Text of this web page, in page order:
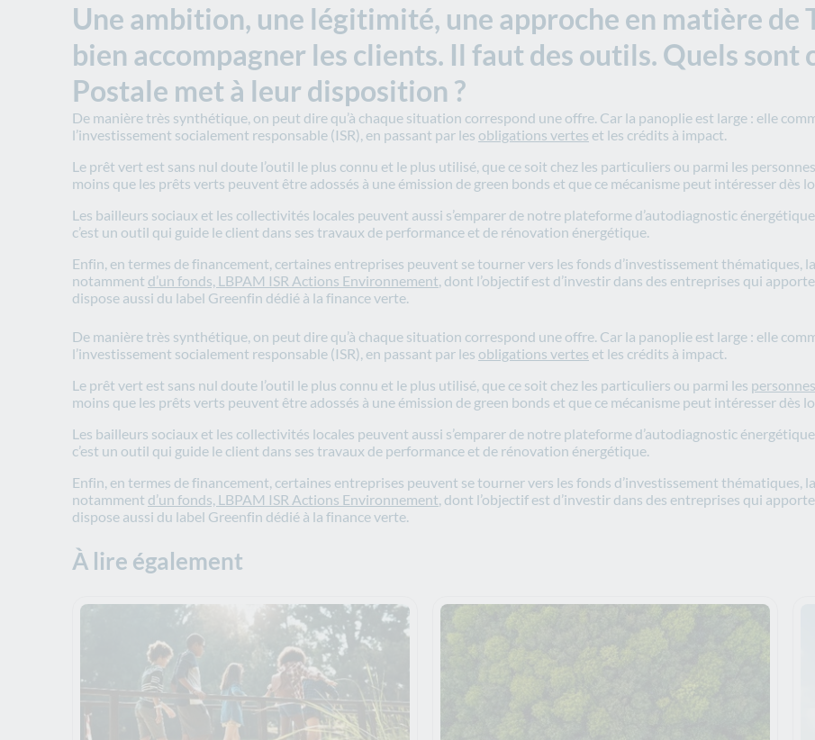
Une ambition, une légitimité, une approche en matière de
bien accompagner les clients. Il faut des outils. Quels sont
Postale met à leur disposition ?
De manière très synthétique, on peut dire qu’à chaque situation correspond une offre. Car la panoplie est large : elle
l’investissement socialement responsable (ISR), en passant par les obligations vertes et les crédits à impact.
Le prêt vert est sans nul doute l’outil le plus connu et le plus utilisé, que ce soit chez les particuliers ou parmi les
moins que les prêts verts peuvent être adossés à une émission de green bonds et que ce mécanisme peut intéresser dès
Les bailleurs sociaux et les collectivités locales peuvent aussi s’emparer de notre plateforme d’autodiagnostic
c’est un outil qui guide le client dans ses travaux de performance et de rénovation énergétique.
Enfin, en termes de financement, certaines entreprises peuvent se tourner vers les fonds d’investissement thématiques,
notamment d’un fonds, LBPAM ISR Actions Environnement, dont l’objectif est d’investir dans des entreprises qui
dispose aussi du label Greenfin dédié à la finance verte.
De manière très synthétique, on peut dire qu’à chaque situation correspond une offre. Car la panoplie est large : elle
l’investissement socialement responsable (ISR), en passant par les obligations vertes et les crédits à impact.
Le prêt vert est sans nul doute l’outil le plus connu et le plus utilisé, que ce soit chez les particuliers ou parmi les
moins que les prêts verts peuvent être adossés à une émission de green bonds et que ce mécanisme peut intéresser dès
Les bailleurs sociaux et les collectivités locales peuvent aussi s’emparer de notre plateforme d’autodiagnostic
c’est un outil qui guide le client dans ses travaux de performance et de rénovation énergétique.
Enfin, en termes de financement, certaines entreprises peuvent se tourner vers les fonds d’investissement thématiques,
notamment d’un fonds, LBPAM ISR Actions Environnement, dont l’objectif est d’investir dans des entreprises qui
dispose aussi du label Greenfin dédié à la finance verte.
À lire également